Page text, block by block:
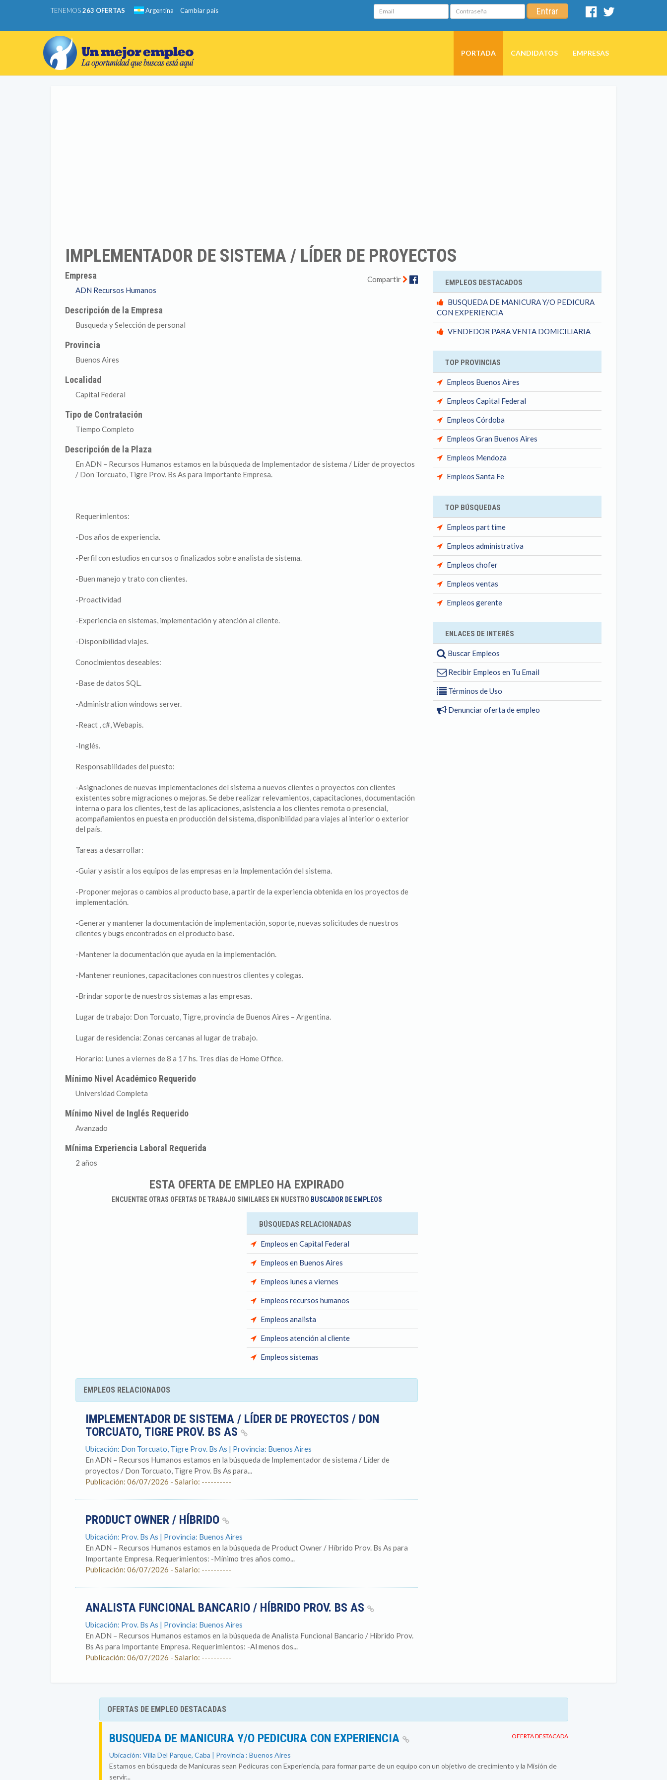
TENEMOS263 OFERTAS Argentina Cambiar país Email Contraseña Entrar
Facebook
PORTADA CANDIDATOS EMPRESAS
IMPLEMENTADOR DE SISTEMA / LÍDER DE PROYECTOS
Compartir Facebook
Empresa
ADN Recursos Humanos
Descripción de la Empresa
Busqueda y Selección de personal
Provincia
Buenos Aires
Localidad
Capital Federal
Tipo de Contratación
Tiempo Completo
Descripción de la Plaza
En ADN – Recursos Humanos estamos en la búsqueda de Implementador de sistema / Líder de proyectos
/ Don Torcuato, Tigre Prov. Bs As para Importante Empresa.
Requerimientos:
-Dos años de experiencia.
-Perfil con estudios en cursos o finalizados sobre analista de sistema.
-Buen manejo y trato con clientes.
-Proactividad
-Experiencia en sistemas, implementación y atención al cliente.
-Disponibilidad viajes.
Conocimientos deseables:
-Base de datos SQL.
-Administration windows server.
-React , c#, Webapis.
-Inglés.
Responsabilidades del puesto:
-Asignaciones de nuevas implementaciones del sistema a nuevos clientes o proyectos con clientes
existentes sobre migraciones o mejoras. Se debe realizar relevamientos, capacitaciones, documentación
interna o para los clientes, test de las aplicaciones, asistencia a los clientes remota o presencial,
acompañamientos en puesta en producción del sistema, disponibilidad para viajes al interior o exterior
del país.
Tareas a desarrollar:
-Guiar y asistir a los equipos de las empresas en la Implementación del sistema.
-Proponer mejoras o cambios al producto base, a partir de la experiencia obtenida en los proyectos de
implementación.
-Generar y mantener la documentación de implementación, soporte, nuevas solicitudes de nuestros
clientes y bugs encontrados en el producto base.
-Mantener la documentación que ayuda en la implementación.
-Mantener reuniones, capacitaciones con nuestros clientes y colegas.
-Brindar soporte de nuestros sistemas a las empresas.
Lugar de trabajo: Don Torcuato, Tigre, provincia de Buenos Aires – Argentina.
Lugar de residencia: Zonas cercanas al lugar de trabajo.
Horario: Lunes a viernes de 8 a 17 hs. Tres días de Home Office.
Mínimo Nivel Académico Requerido
Universidad Completa
Mínimo Nivel de Inglés Requerido
Avanzado
Mínima Experiencia Laboral Requerida
2 años
ESTA OFERTA DE EMPLEO HA EXPIRADO
ENCUENTRE OTRAS OFERTAS DE TRABAJO SIMILARES EN NUESTRO BUSCADOR DE EMPLEOS
BÚSQUEDAS RELACIONADAS
Empleos en Capital Federal
Empleos en Buenos Aires
Empleos lunes a viernes
Empleos recursos humanos
Empleos analista
Empleos atención al cliente
Empleos sistemas
EMPLEOS RELACIONADOS
IMPLEMENTADOR DE SISTEMA / LÍDER DE PROYECTOS / DON
TORCUATO, TIGRE PROV. BS AS
Ubicación: Don Torcuato, Tigre Prov. Bs As | Provincia: Buenos Aires
En ADN – Recursos Humanos estamos en la búsqueda de Implementador de sistema / Líder de
proyectos / Don Torcuato, Tigre Prov. Bs As para...
Publicación: 06/07/2026 - Salario: ----------
PRODUCT OWNER / HÍBRIDO
Ubicación: Prov. Bs As | Provincia: Buenos Aires
En ADN – Recursos Humanos estamos en la búsqueda de Product Owner / Híbrido Prov. Bs As para
Importante Empresa. Requerimientos: -Mínimo tres años como...
Publicación: 06/07/2026 - Salario: ----------
ANALISTA FUNCIONAL BANCARIO / HÍBRIDO PROV. BS AS
Ubicación: Prov. Bs As | Provincia: Buenos Aires
En ADN – Recursos Humanos estamos en la búsqueda de Analista Funcional Bancario / Híbrido Prov.
Bs As para Importante Empresa. Requerimientos: -Al menos dos...
Publicación: 06/07/2026 - Salario: ----------
EMPLEOS DESTACADOS
BUSQUEDA DE MANICURA Y/O PEDICURA
CON EXPERIENCIA
VENDEDOR PARA VENTA DOMICILIARIA
TOP PROVINCIAS
Empleos Buenos Aires
Empleos Capital Federal
Empleos Córdoba
Empleos Gran Buenos Aires
Empleos Mendoza
Empleos Santa Fe
TOP BÚSQUEDAS
Empleos part time
Empleos administrativa
Empleos chofer
Empleos ventas
Empleos gerente
ENLACES DE INTERÉS
Buscar Empleos
Recibir Empleos en Tu Email
Términos de Uso
Denunciar oferta de empleo
OFERTAS DE EMPLEO DESTACADAS
OFERTA DESTACADA
BUSQUEDA DE MANICURA Y/O PEDICURA CON EXPERIENCIA
Ubicación: Villa Del Parque, Caba | Provincia : Buenos Aires
Estamos en búsqueda de Manicuras sean Pedicuras con Experiencia, para formar parte de un equipo con un objetivo de crecimiento y la Misión de
servir...